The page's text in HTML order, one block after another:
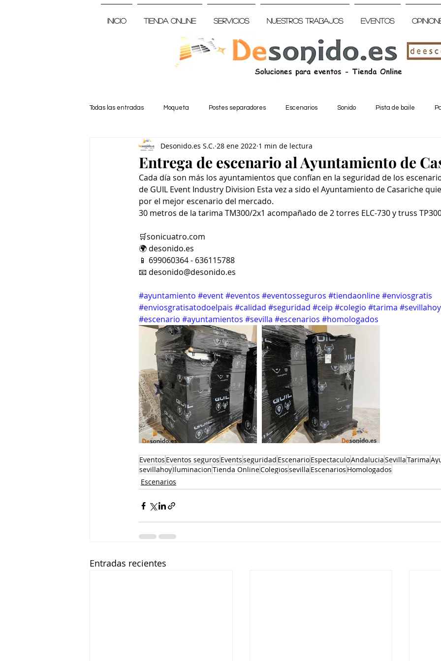
Inicio Tienda Online Servicios Nuestros trabajos Eventos
Todas las entradas Moqueta Postes separadores Escenarios Sonido Pista de baile
Entrega de escenario al Ayuntamiento de
Desonido.es S.C. 28 ene 2022 1 min de lectura
Cada día son más los ayuntamientos que confían en la seguridad de los
de GUIL Event Industry Division Esta vez a sido el Ayuntamiento de Casariche
por el mejor escenario del mercado.
30 metros de la tarima TM300/2x1 acompañado de 2 torres ELC-730 y truss
🛒sonicuatro.com
🌍 desonido.es
📱 699060364 - 636115788
📧 desonido@desonido.es
#ayuntamiento #event#eventos #eventosseguros #tiendaonline#enviosgratis
#enviosgratisatodoelpais #calidad #seguridad #ceip #colegio #tarima #sevillahoy
#escenario #ayuntamientos #sevilla #escenarios #homologados
Eventos Eventos seguros Eventsseguridad EscenarioEspectaculoAndaluciaSevillaTarima
sevillahoyIluminacionTienda OnlineColegiossevilla Escenarios Homologados
Escenarios
Entradas recientes